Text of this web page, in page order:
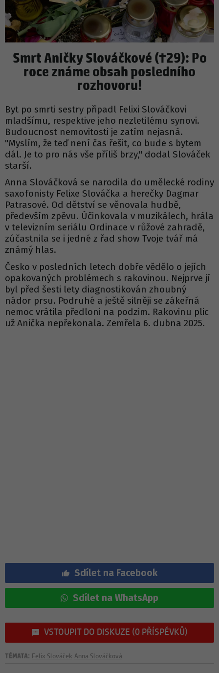
Smrt Aničky Slováčkové (†29): Po
roce známe obsah posledního
rozhovoru!
Byt po smrti sestry připadl Felixi Slováčkovi
mladšímu, respektive jeho nezletilému synovi.
Budoucnost nemovitosti je zatím nejasná.
"Myslím, že teď není čas řešit, co bude s bytem
dál. Je to pro nás vše příliš brzy," dodal Slováček
starší.
Anna Slováčková se narodila do umělecké rodiny
saxofonisty Felixe Slováčka a herečky Dagmar
Patrasové. Od dětství se věnovala hudbě,
především zpěvu. Účinkovala v muzikálech, hrála
v televizním seriálu Ordinace v růžové zahradě,
zúčastnila se i jedné z řad show Tvoje tvář má
známý hlas.
Česko v posledních letech dobře vědělo o jejích
opakovaných problémech s rakovinou. Nejprve jí
byl před šesti lety diagnostikován zhoubný
nádor prsu. Podruhé a ještě silněji se zákeřná
nemoc vrátila předloni na podzim. Rakovinu plic
už Anička nepřekonala. Zemřela 6. dubna 2025.
Sdílet na Facebook
Sdílet na WhatsApp
VSTOUPIT DO DISKUZE (0 PŘÍSPĚVKŮ)
TÉMATA: Felix Slováček Anna Slováčková